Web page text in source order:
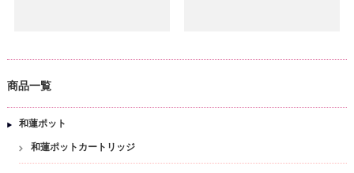
商品一覧
和蓮ポット
和蓮ポットカートリッジ